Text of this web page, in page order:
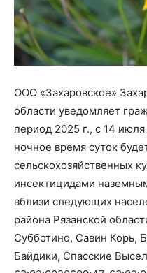
ООО «Захаровское»
области уведомляет
период 2025 г., с 14
ночное время суток
сельскохозяйственных
инсектицидами
вблизи следующих
района Рязанской
Субботино, Савин Корь,
Байдики, Спасские